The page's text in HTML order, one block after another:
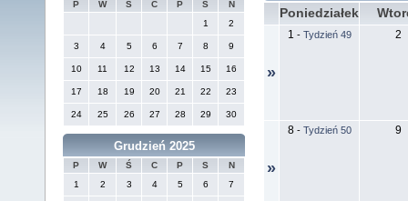
P W Ś C P S
N
1
2
3 4 5 6 7 8 9
10 11 12 13 14 15 16
17 18 19 20 21 22 23
24 25 26 27 28 29 30
Grudzień 2025
P W Ś C P S
N
1
2 3 4 5 6 7
Poniedziałek
»
1 - Tydzień 49 2
»
8- Tydzień 50 9